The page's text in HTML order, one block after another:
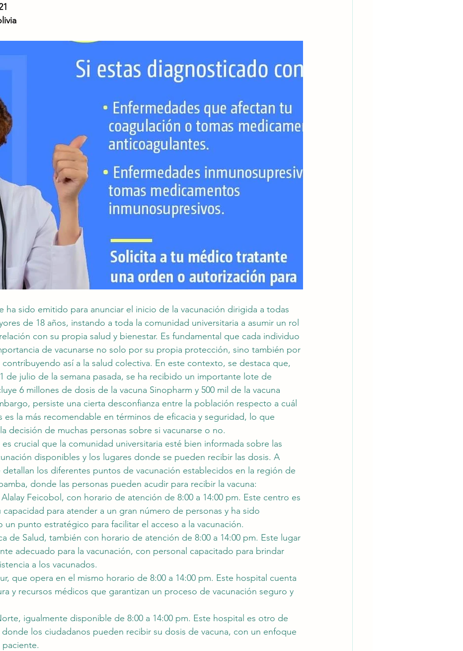
ha sido emitido para anunciar el inicio de la vacunación dirigida a todas
de 18 años, instando a toda la comunidad universitaria a asumir un rol
con su propia salud y bienestar. Es fundamental que cada individuo
de vacunarse no solo por su propia protección, sino también por
contribuyendo así a la salud colectiva. En este contexto, se destaca que,
de julio de la semana pasada, se ha recibido un importante lote de
6 millones de dosis de la vacuna Sinopharm y 500 mil de la vacuna
persiste una cierta desconfianza entre la población respecto a cuál
es la más recomendable en términos de eficacia y seguridad, lo que
decisión de muchas personas sobre si vacunarse o no.
crucial que la comunidad universitaria esté bien informada sobre las
disponibles y los lugares donde se pueden recibir las dosis. A
los diferentes puntos de vacunación establecidos en la región de
donde las personas pueden acudir para recibir la vacuna:
Feicobol, con horario de atención de 8:00 a 14:00 pm. Este centro es
para atender a un gran número de personas y ha sido
un punto estratégico para facilitar el acceso a la vacunación.
de Salud, también con horario de atención de 8:00 a 14:00 pm. Este lugar
adecuado para la vacunación, con personal capacitado para brindar
a los vacunados.
que opera en el mismo horario de 8:00 a 14:00 pm. Este hospital cuenta
y recursos médicos que garantizan un proceso de vacunación seguro y
igualmente disponible de 8:00 a 14:00 pm. Este hospital es otro de
donde los ciudadanos pueden recibir su dosis de vacuna, con un enfoque